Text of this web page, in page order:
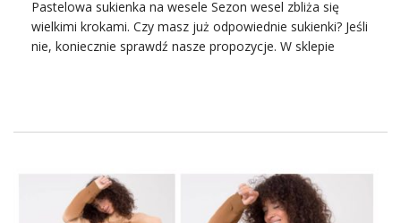
Pastelowa sukienka na wesele Sezon wesel zbliża się
wielkimi krokami. Czy masz już odpowiednie sukienki? Jeśli
nie, koniecznie sprawdź nasze propozycje. W sklepie
Jakie jest odpowiednie ubranie na
Choć dziś zdarza się, że panie na wesele zakładają
kombinezony czy damskie garnitury, to wciąż jednak
najpopularniejszym ubraniem na tego typu uroczystość